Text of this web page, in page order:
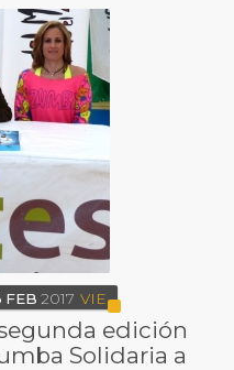
FEB 2017 VIE
edición
Solidaria a